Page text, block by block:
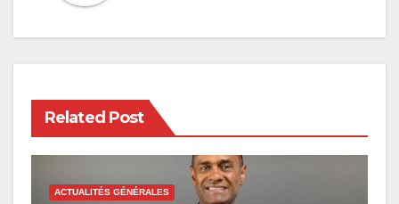
Related Post
ACTUALITÉS GÉNÉRALES